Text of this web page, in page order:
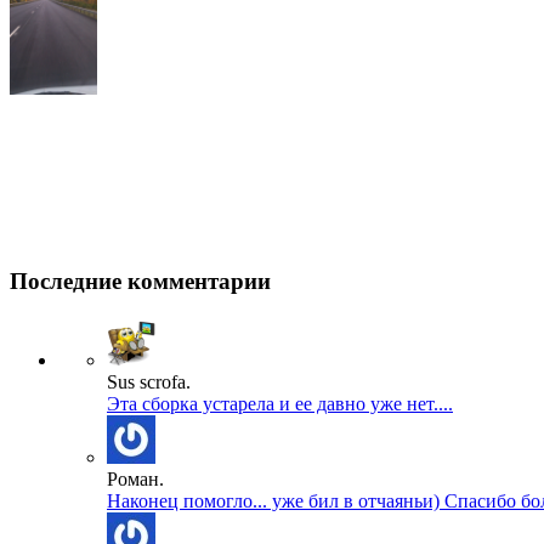
Последние комментарии
Sus scrofa.
Эта сборка устарела и ее давно уже нет....
Роман.
Наконец помогло... уже бил в отчаяньи) Спасибо